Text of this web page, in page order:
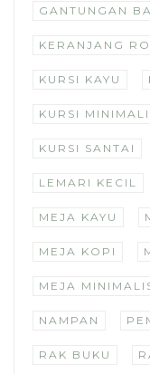
GANTUNGAN
KERANJANG
KURSI KAYU
KURSI
KURSI SANTAI
LEMARI KECIL
MEJA KAYU
MEJA KOPI
MEJA
NAMPAN
RAK BUKU